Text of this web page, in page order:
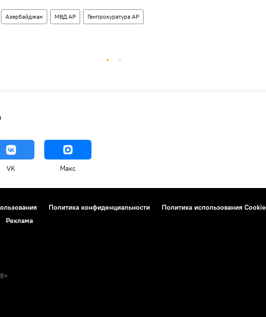
Азербайджан МВД АР Генпрокуратура АР
VK Макс
Политика конфиденциальности Политика использования Cookie
Реклама